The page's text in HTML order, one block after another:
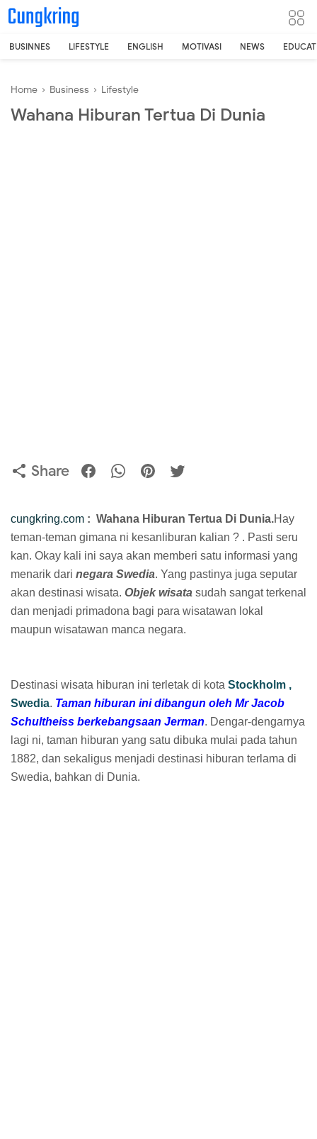
-->
BUSINNES LIFESTYLE ENGLISH MOTIVASI NEWS
Home › Business › Lifestyle
Wahana Hiburan Tertua Di Dunia
Share
cungkring.com : Wahana Hiburan Tertua Di Dunia.Hay
teman-teman gimana ni kesanliburan kalian ? . Pasti seru
kan. Okay kali ini saya akan memberi satu informasi yang
menarik dari negara Swedia. Yang pastinya juga seputar
akan destinasi wisata. Objek wisata sudah sangat terkenal
dan menjadi primadona bagi para wisatawan lokal
maupun wisatawan manca negara.
Destinasi wisata hiburan ini terletak di kota Stockholm ,
Swedia. Taman hiburan ini dibangun oleh Mr Jacob
Schultheiss berkebangsaan Jerman. Dengar-dengarnya
lagi ni, taman hiburan yang satu dibuka mulai pada tahun
1882, dan sekaligus menjadi destinasi hiburan terlama di
Swedia, bahkan di Dunia.